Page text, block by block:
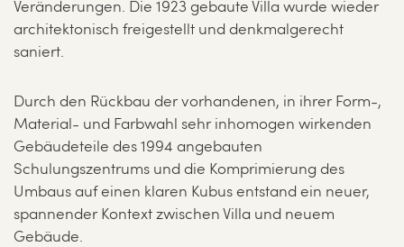
Veränderungen. Die 1923 gebaute Villa wurde wieder
architektonisch freigestellt und denkmalgerecht
saniert.
Durch den Rückbau der vorhandenen, in ihrer Form-,
Material- und Farbwahl sehr inhomogen wirkenden
Gebäudeteile des 1994 angebauten
Schulungszentrums und die Komprimierung des
Umbaus auf einen klaren Kubus entstand ein neuer,
spannender Kontext zwischen Villa und neuem
Gebäude.